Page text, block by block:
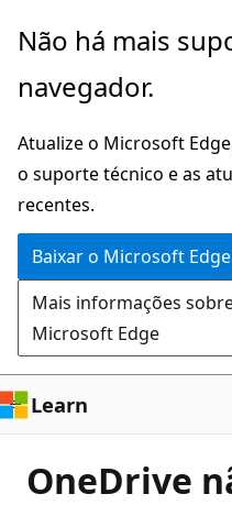
Pular
o
principal
Não há mais
navegador.
Atualize o Microsoft
o suporte técnico e as
recentes.
Baixar o Microsoft Edge
Mais informações
Microsoft Edge
Learn
OneDrive